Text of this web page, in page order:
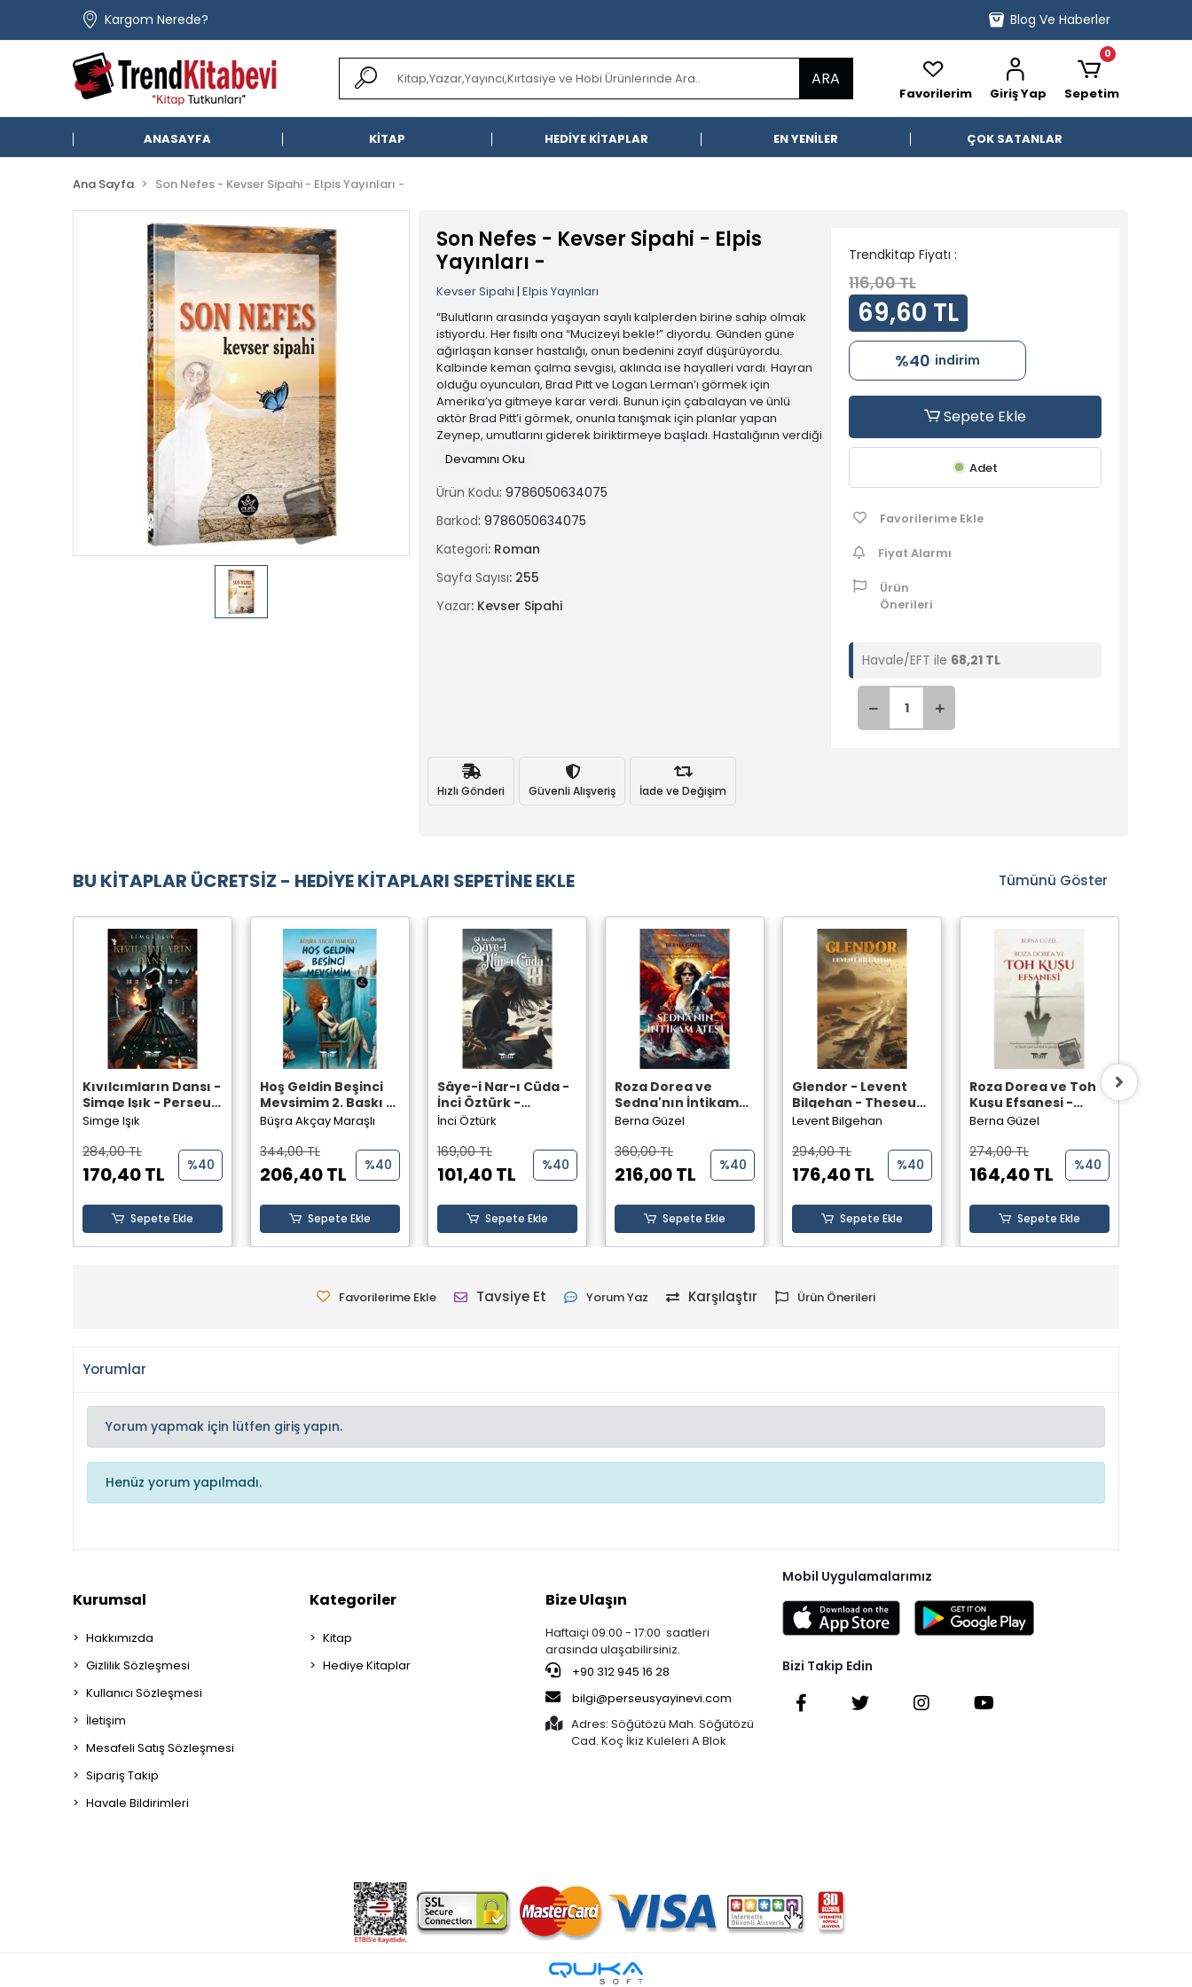
Kargom Nerede? Blog Ve Haberler
ARA
Favorilerim Giriş Yap Sepetim
0
ANASAYFA KİTAP HEDİYE KİTAPLAR EN YENİLER ÇOK SATANLAR
Ana Sayfa Son Nefes - Kevser Sipahi - Elpis Yayınları -
Son Nefes - Kevser Sipahi - Elpis
Yayınları -
Kevser Sipahi | Elpis Yayınları
“Bulutların arasında yaşayan sayılı kalplerden birine sahip olmak
istiyordu. Her fısıltı ona “Mucizeyi bekle!” diyordu. Günden güne
ağırlaşan kanser hastalığı, onun bedenini zayıf düşürüyordu.
Kalbinde keman çalma sevgisi, aklında ise hayalleri vardı. Hayran
olduğu oyuncuları, Brad Pitt ve Logan Lerman’ı görmek için
Amerika’ya gitmeye karar verdi. Bunun için çabalayan ve ünlü
aktör Brad Pitt’i görmek, onunla tanışmak için planlar yapan
Zeynep, umutlarını giderek biriktirmeye başladı. Hastalığının verdiği
acılar ile mücadele eden Zeynep’in hayallerini gerçekleştirme
çabaları olağanüstüydü. Verdiği savaşlar onu zaman zaman iyi
hissettiriyordu çünkü hayallerini çok seviyordu. Hayatındaki
insanların ona verdiği teselli bir işe yaramazken inandığı şeyler,
güçlü kalması için yeterliydi. Keman çalarken kurduğu hayaller ile
hayallerine her geçen gün daha da yaklaşıyor ve hayatın verdiği
zorlu mücadeleyi yavaş yavaş geride bırakıyordu..”
Devamını Oku
Ürün Kodu: 9786050634075
Barkod: 9786050634075
Kategori: Roman
Sayfa Sayısı: 255
Yazar: Kevser Sipahi
Trendkitap Fiyatı :
116,00 TL
69,60 TL
%40 indirim
Sepete Ekle
Adet
Favorilerime Ekle
Fiyat Alarmı
Ürün
Önerileri
Havale/EFT ile 68,21 TL
Hızlı Gönderi Güvenli Alışveriş İade ve Değişim
BU KİTAPLAR ÜCRETSİZ - HEDİYE KİTAPLARI SEPETİNE EKLE Tümünü Göster
Kıvılcımların Dansı -
Simge Işık - Perseus
Yayınevi -
Simge Işık
284,00 TL
170,40 TL %40
Sepete Ekle
Hoş Geldin Beşinci
Mevsimim 2. Baskı -
Büşra Akçay Maraşlı
Büşra Akçay Maraşlı
344,00 TL
206,40 TL %40
Sepete Ekle
Sâye-i Nar-ı Cüda -
İnci Öztürk -
İnci Öztürk
169,00 TL
101,40 TL %40
Sepete Ekle
Roza Dorea ve
Sedna'nın İntikam
Ateşi - Berna Güzel -
Berna Güzel
360,00 TL
216,00 TL %40
Sepete Ekle
Glendor - Levent
Bilgehan - Theseus
Yayınevi -
Levent Bilgehan
294,00 TL
176,40 TL %40
Sepete Ekle
Roza Dorea ve Toh
Kuşu Efsanesi -
Berna Güzel -
Berna Güzel
274,00 TL
164,40 TL %40
Sepete Ekle
Favorilerime Ekle Tavsiye Et Yorum Yaz Karşılaştır Ürün Önerileri
Yorumlar
Yorum yapmak için lütfen giriş yapın.
Henüz yorum yapılmadı.
Kurumsal
Hakkımızda
Gizlilik Sözleşmesi
Kullanıcı Sözleşmesi
İletişim
Mesafeli Satış Sözleşmesi
Sipariş Takip
Havale Bildirimleri
Kategoriler
Kitap
Hediye Kitaplar
Bize Ulaşın
Haftaiçi 09:00 - 17:00 saatleri
arasında ulaşabilirsiniz.
+90 312 945 16 28
bilgi@perseusyayinevi.com
Adres: Söğütözü Mah. Söğütözü
Cad. Koç İkiz Kuleleri A Blok
Mobil Uygulamalarımız
Bizi Takip Edin